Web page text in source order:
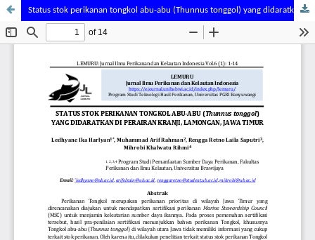
Status stok perikanan tongkol abu-abu (Thunnus tonggol) yang didaratkan di Perairan Kranji, Lamongan, Jawa Timur